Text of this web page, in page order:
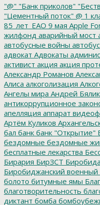
"@" "Банк приколов"
"Цементный поток" @ 1
85_лет_ЕАО 9 мая Apple
жилфонд аварийный мост
автобусные войны
адвокат Адвокаты
активист акция акция
Александр Романов
Алиса алкоголизация
Ангелы мира Андрей Бялик
антикоррупционное
апелляция аппарат
Артём Куликов
бал банк банк "Открытие"
бездомные бездомные
бесплатные лекарства
Бирария БирЗСТ
Биробиджанский военный
болото битумные ямы
благотворительность
диктант бомба